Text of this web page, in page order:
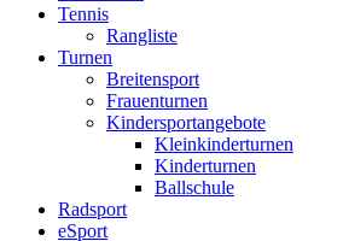
Tennis
Rangliste
Turnen
Breitensport
Frauenturnen
Kindersportangebote
Kleinkinderturnen
Kinderturnen
Ballschule
Radsport
eSport